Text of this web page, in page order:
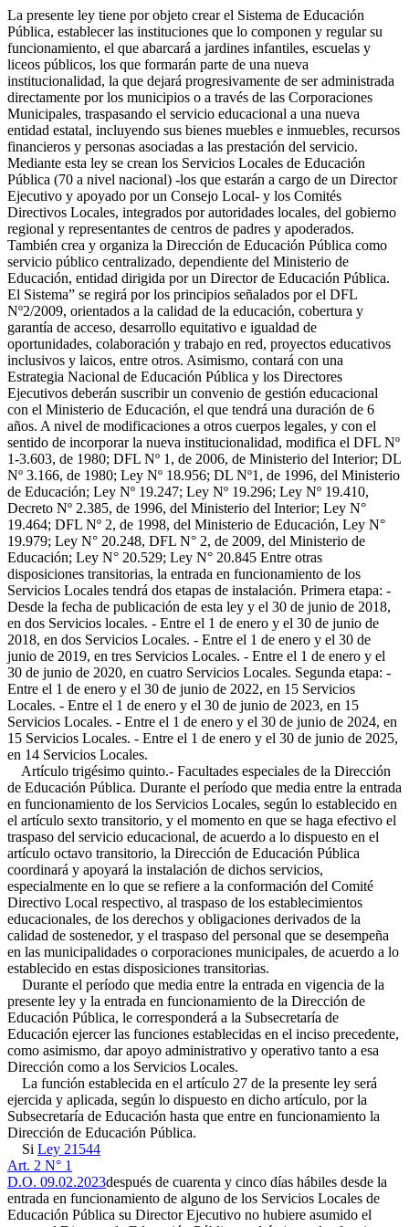
La presente ley tiene por objeto crear el Sistema de Educación
Pública, establecer las instituciones que lo componen y regular su
funcionamiento, el que abarcará a jardines infantiles, escuelas y
liceos públicos, los que formarán parte de una nueva
institucionalidad, la que dejará progresivamente de ser administrada
directamente por los municipios o a través de las Corporaciones
Municipales, traspasando el servicio educacional a una nueva
entidad estatal, incluyendo sus bienes muebles e inmuebles, recursos
financieros y personas asociadas a las prestación del servicio.
Mediante esta ley se crean los Servicios Locales de Educación
Pública (70 a nivel nacional) -los que estarán a cargo de un Director
Ejecutivo y apoyado por un Consejo Local- y los Comités
Directivos Locales, integrados por autoridades locales, del gobierno
regional y representantes de centros de padres y apoderados.
También crea y organiza la Dirección de Educación Pública como
servicio público centralizado, dependiente del Ministerio de
Educación, entidad dirigida por un Director de Educación Pública.
El Sistema” se regirá por los principios señalados por el DFL
Nº2/2009, orientados a la calidad de la educación, cobertura y
garantía de acceso, desarrollo equitativo e igualdad de
oportunidades, colaboración y trabajo en red, proyectos educativos
inclusivos y laicos, entre otros. Asimismo, contará con una
Estrategia Nacional de Educación Pública y los Directores
Ejecutivos deberán suscribir un convenio de gestión educacional
con el Ministerio de Educación, el que tendrá una duración de 6
años. A nivel de modificaciones a otros cuerpos legales, y con el
sentido de incorporar la nueva institucionalidad, modifica el DFL Nº
1-3.603, de 1980; DFL Nº 1, de 2006, de Ministerio del Interior; DL
Nº 3.166, de 1980; Ley Nº 18.956; DL Nº1, de 1996, del Ministerio
de Educación; Ley Nº 19.247; Ley Nº 19.296; Ley Nº 19.410,
Decreto Nº 2.385, de 1996, del Ministerio del Interior; Ley N°
19.464; DFL Nº 2, de 1998, del Ministerio de Educación, Ley N°
19.979; Ley N° 20.248, DFL N° 2, de 2009, del Ministerio de
Educación; Ley N° 20.529; Ley N° 20.845 Entre otras
disposiciones transitorias, la entrada en funcionamiento de los
Servicios Locales tendrá dos etapas de instalación. Primera etapa: -
Desde la fecha de publicación de esta ley y el 30 de junio de 2018,
en dos Servicios locales. - Entre el 1 de enero y el 30 de junio de
2018, en dos Servicios Locales. - Entre el 1 de enero y el 30 de
junio de 2019, en tres Servicios Locales. - Entre el 1 de enero y el
30 de junio de 2020, en cuatro Servicios Locales. Segunda etapa: -
Entre el 1 de enero y el 30 de junio de 2022, en 15 Servicios
Locales. - Entre el 1 de enero y el 30 de junio de 2023, en 15
Servicios Locales. - Entre el 1 de enero y el 30 de junio de 2024, en
15 Servicios Locales. - Entre el 1 de enero y el 30 de junio de 2025,
en 14 Servicios Locales.
Artículo trigésimo quinto.- Facultades especiales de la Dirección
de Educación Pública. Durante el período que media entre la entrada
en funcionamiento de los Servicios Locales, según lo establecido en
el artículo sexto transitorio, y el momento en que se haga efectivo el
traspaso del servicio educacional, de acuerdo a lo dispuesto en el
artículo octavo transitorio, la Dirección de Educación Pública
coordinará y apoyará la instalación de dichos servicios,
especialmente en lo que se refiere a la conformación del Comité
Directivo Local respectivo, al traspaso de los establecimientos
educacionales, de los derechos y obligaciones derivados de la
calidad de sostenedor, y el traspaso del personal que se desempeña
en las municipalidades o corporaciones municipales, de acuerdo a lo
establecido en estas disposiciones transitorias.
Durante el período que media entre la entrada en vigencia de la
presente ley y la entrada en funcionamiento de la Dirección de
Educación Pública, le corresponderá a la Subsecretaría de
Educación ejercer las funciones establecidas en el inciso precedente,
como asimismo, dar apoyo administrativo y operativo tanto a esa
Dirección como a los Servicios Locales.
La función establecida en el artículo 27 de la presente ley será
ejercida y aplicada, según lo dispuesto en dicho artículo, por la
Subsecretaría de Educación hasta que entre en funcionamiento la
Dirección de Educación Pública.
Si Ley 21544
Art. 2 N° 1
D.O. 09.02.2023después de cuarenta y cinco días hábiles desde la
entrada en funcionamiento de alguno de los Servicios Locales de
Educación Pública su Director Ejecutivo no hubiere asumido el